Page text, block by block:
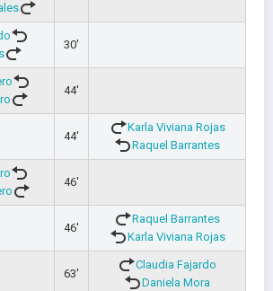
30'
44'
44'
Karla Viviana Rojas
Raquel Barrantes
46'
46'
Raquel Barrantes
Karla Viviana Rojas
63'
Claudia Fajardo
Daniela Mora